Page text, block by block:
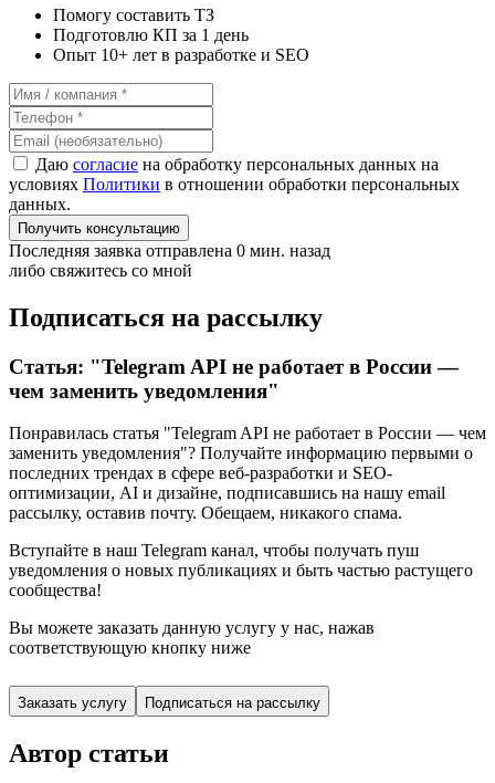
Помогу составить ТЗ
Подготовлю КП за 1 день
Опыт 10+ лет в разработке и SEO
Даю согласие на обработку персональных данных на
условиях Политики в отношении обработки персональных
данных.
Получить консультацию
Последняя заявка отправлена 0 мин. назад
либо свяжитесь со мной
Подписаться на рассылку
Статья: "Telegram API не работает в России —
чем заменить уведомления"
Понравилась статья "Telegram API не работает в России — чем
заменить уведомления"? Получайте информацию первыми о
последних трендах в сфере веб-разработки и SEO-
оптимизации, AI и дизайне, подписавшись на нашу email
рассылку, оставив почту. Обещаем, никакого спама.
Вступайте в наш Telegram канал, чтобы получать пуш
уведомления о новых публикациях и быть частью растущего
сообщества!
Вы можете заказать данную услугу у нас, нажав
соответствующую кнопку ниже
Заказать услугу Подписаться на рассылку
Автор статьи